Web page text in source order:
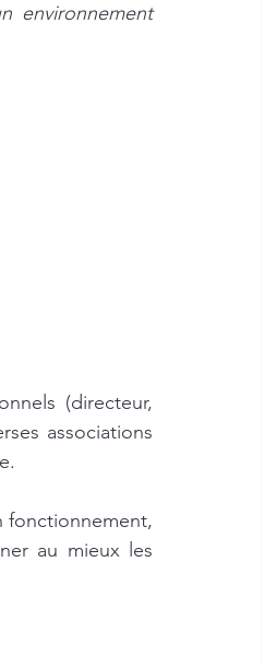
environnement
(directeur,
associations
fonctionnement,
au mieux les